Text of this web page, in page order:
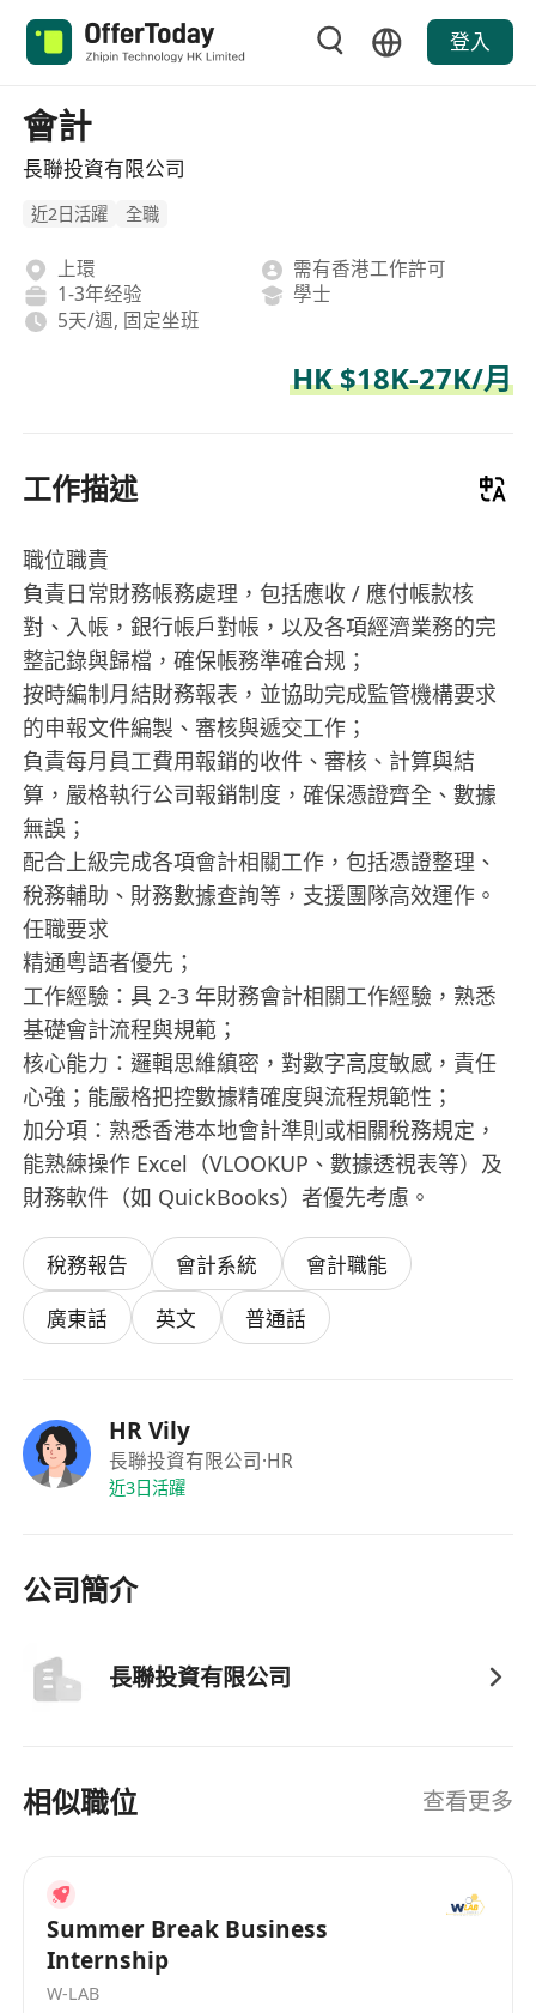
登入
會計
長聯投資有限公司
近2日活躍 全職
上環
需有香港工作許可
1-3年经验
學士
5天/週, 固定坐班
HK $18K-27K/月
工作描述
職位職責
負責日常財務帳務處理，包括應收 / 應付帳款核
對、入帳，銀行帳戶對帳，以及各項經濟業務的完
整記錄與歸檔，確保帳務準確合规；
按時編制月結財務報表，並協助完成監管機構要求
的申報文件編製、審核與遞交工作；
負責每月員工費用報銷的收件、審核、計算與結
算，嚴格執行公司報銷制度，確保憑證齊全、數據
無誤；
配合上級完成各項會計相關工作，包括憑證整理、
稅務輔助、財務數據查詢等，支援團隊高效運作。
任職要求
精通粵語者優先；
工作經驗：具 2-3 年財務會計相關工作經驗，熟悉
基礎會計流程與規範；
核心能力：邏輯思維縝密，對數字高度敏感，責任
心強；能嚴格把控數據精確度與流程規範性；
加分項：熟悉香港本地會計準則或相關稅務規定，
能熟練操作 Excel（VLOOKUP、數據透視表等）及
財務軟件（如 QuickBooks）者優先考慮。
稅務報告 會計系統
會計職能
廣東話
英文 普通話
HR Vily
長聯投資有限公司·HR
近3日活躍
公司簡介
長聯投資有限公司
相似職位 查看更多
Summer Break Business
Internship
W-LAB